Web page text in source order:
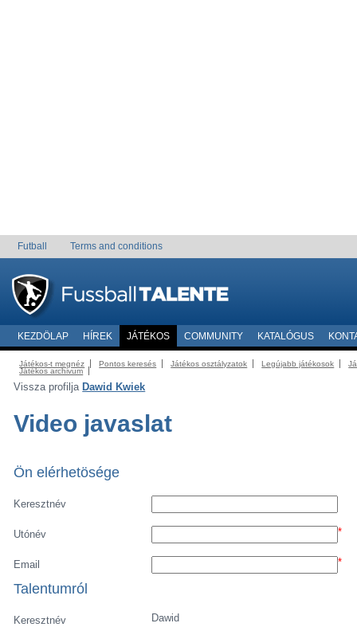
Futball Terms and conditions
KEZDÖLAP HÍREK JÁTÉKOS COMMUNITY KATALÓGUS
Játékos-t megnéz Pontos keresés Játékos osztályzatok Legújabb játékosok
Játékos archivum
Vissza profilja Dawid Kwiek
Video javaslat
Ön elérhetösége
Keresztnév
Utónév *
Email *
Talentumról
Keresztnév Dawid